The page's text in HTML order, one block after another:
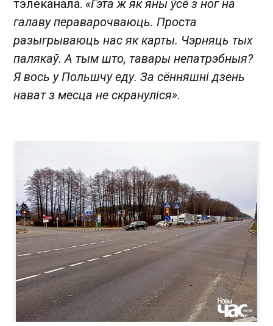
тэлеканала. «Гэта ж як яны ўсё з ног на
галаву пераварочваюць. Проста
разыгрываюць нас як карты. Чэрняць тых
палякаў. А тым што, тавары непатрэбныя?
Я вось у Польшчу еду. За сённяшні дзень
нават з месца не скрануліся».